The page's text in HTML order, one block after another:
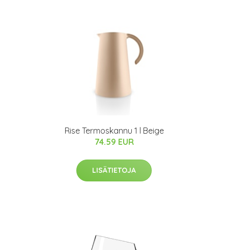
Rise Termoskannu 1 l Beige
74.59 EUR
LISÄTIETOJA